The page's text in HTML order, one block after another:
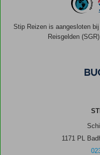
Stip Reizen is aangesloten
Reisgelden
1171 PL